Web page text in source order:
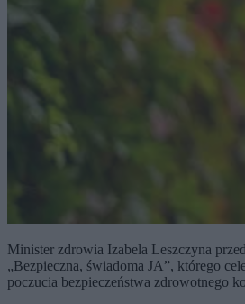
Minister zdrowia Izabela Leszczyna
„Bezpieczna, świadoma JA”, którego
poczucia bezpieczeństwa zdrowotnego